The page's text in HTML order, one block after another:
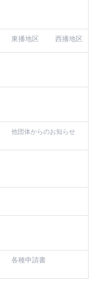
東播地区 西播地区
他団体からのお知らせ
各種申請書